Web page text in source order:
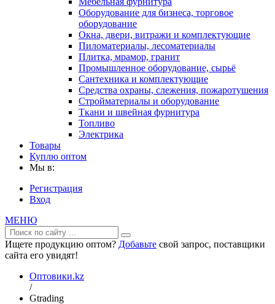
Оборудование для бизнеса, торговое
оборудование
Окна, двери, витражи и комплектующие
Пиломатериалы, лесоматериалы
Плитка, мрамор, гранит
Промышленное оборудование, сырьё
Сантехника и комплектующие
Средства охраны, слежения, пожаротушения
Стройматериалы и оборудование
Ткани и швейная фурнитура
Топливо
Электрика
Товары
Куплю оптом
Мы в:
Регистрация
Вход
МЕНЮ
Ищете продукцию оптом? Добавьте свой запрос, поставщики
сайта его увидят!
Оптовики.kz
/
Gtrading